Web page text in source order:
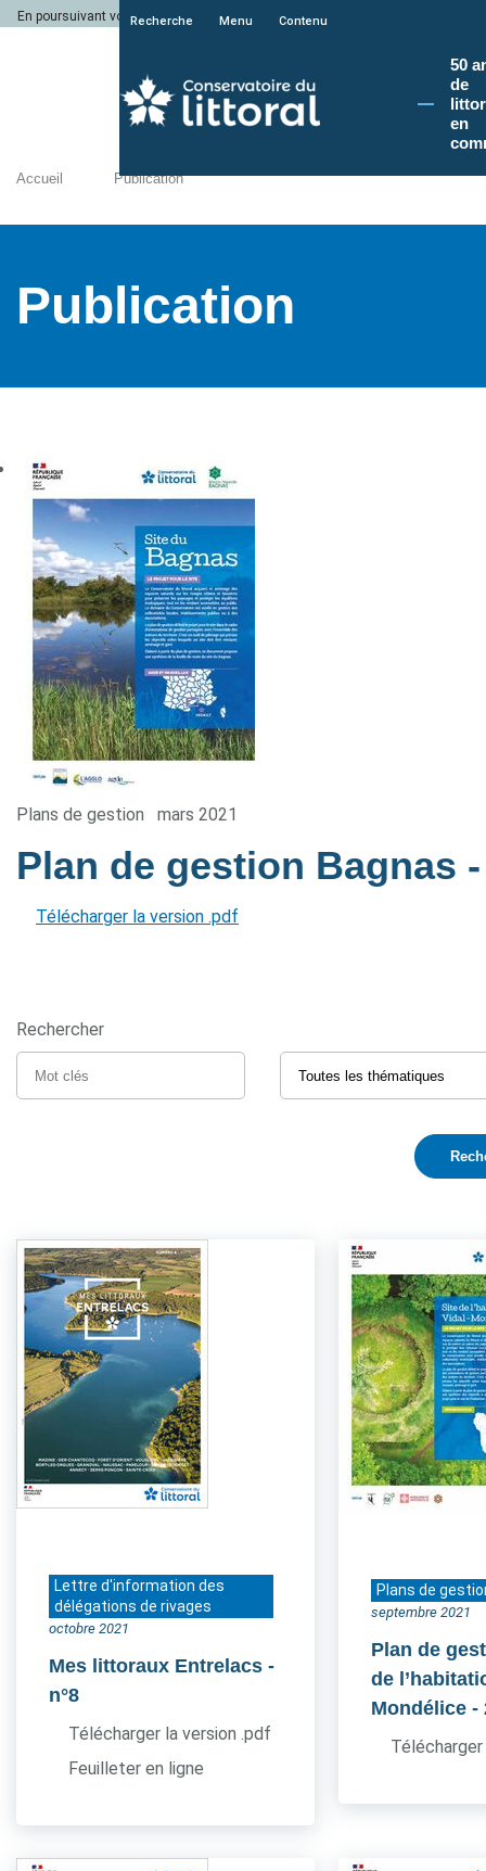
En poursuivant votre navigation sur le site du Conservatoire du littoral, vous
Recherche Menu Contenu
50
de
en
Accueil Publication
Publication
Plans de gestion mars 2021
Plan de gestion Bagnas
Télécharger la version .pdf
Rechercher
Lettre d'information des
délégations de rivages
octobre 2021
Mes littoraux Entrelacs -
n°8
Télécharger la version .pdf
Feuilleter en ligne
Plans de
septembre 2021
Plan de
de
Mondélice -